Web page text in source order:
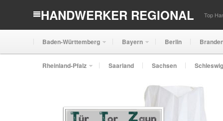
HANDWERKER REGIONAL Top
Baden-Württemberg Bayern Berlin
Rheinland-Pfalz Saarland Sachsen